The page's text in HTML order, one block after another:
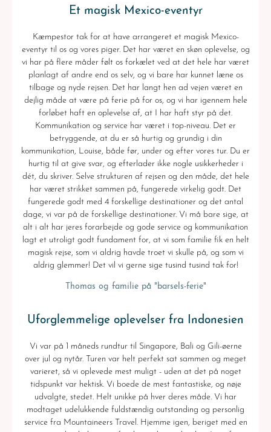
Et magisk Mexico-eventyr
Kæmpestor tak for at have arrangeret et magisk Mexico-
eventyr til os og vores piger. Det har været en skøn oplevelse, og
vi har på flere måder følt os forkælet ved at det hele har været
planlagt af andre end os selv, og vi bare har kunnet læne os
tilbage og nyde rejsen. Det har langt hen ad vejen været en
dejlig måde at være på ferie på for os, og vi har igennem hele
forløbet haft en oplevelse af, at I har haft styr på det.
Kommunikation og service har været i top-niveau. Det er
betryggende, at du er så hurtig og grundig i din
kommunikation, Louise, både før, under og efter vores tur. Du er
hurtig til at give svar, og efterlader ikke nogle usikkerheder i
dét, du skriver. Selve strukturen af rejsen og den måde, det hele
har været strikket sammen på, fungerede virkelig godt. Det
fungerede godt med 4 forskellige destinationer og det antal
dage, vi var på de forskellige destinationer. Vi må bare sige, at
alt i alt har jeres forarbejde og gode service og kommunikation
lagt et utroligt godt fundament for, at vi som familie fik en helt
magisk rejse, som vi aldrig havde troet vi skulle på, og som vi
aldrig glemmer! Det vil vi gerne sige tusind tusind tak for!
Thomas og familie på "barsels-ferie"
Uforglemmelige oplevelser fra Indonesien
Vi var på 1 måneds rundtur til Singapore, Bali og Gili-øerne
over jul og nytår. Turen var helt perfekt sat sammen og meget
varieret, så vi oplevede mest muligt - uden at det på noget
tidspunkt var hektisk. Vi boede de mest fantastiske, og nøje
udvalgte, stedet. Helt unikke på hver deres måde. Vi har
modtaget udelukkende fuldstændig outstanding og personlig
service fra Mountaineers Travel. Hjemme igen, beriget med en